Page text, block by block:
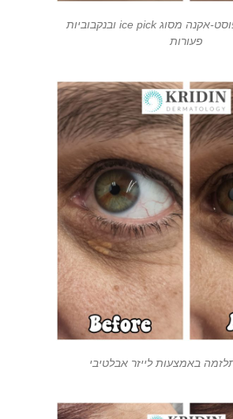
טיפול בצלקות פוסט-אקנה מסוג ice pick ובנקבוביות
פעורות
באמצעות לייזר אבלטיבי